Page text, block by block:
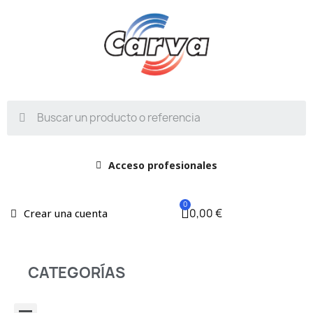
Acceso profesionales
Crear una cuenta 0,00 €
CATEGORÍAS